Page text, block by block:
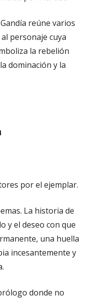
reúne varios
personaje cuya
la rebelión
dominación y la
por el ejemplar.
La historia de
y el deseo con que
una huella
incesantemente y
donde no